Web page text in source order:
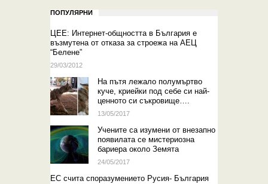
ПОПУЛЯРНИ
ЦЕЕ: Интернет-общността в България е
възмутена от отказа за строежа на АЕЦ
“Белене”
29/03/2012
На пътя лежало полумъртво
куче, криейки под себе си най-
ценното си съкровище….
13/05/2017
Учените са изумени от внезапно
появилата се мистериозна
бариера около Земята
24/05/2017
EС счита споразумението Русия- България